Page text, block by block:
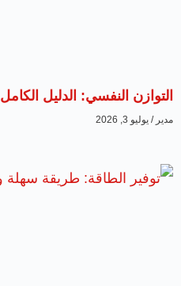
التوازن النفسي: الدليل الكامل
مدير يوليو 3, 2026